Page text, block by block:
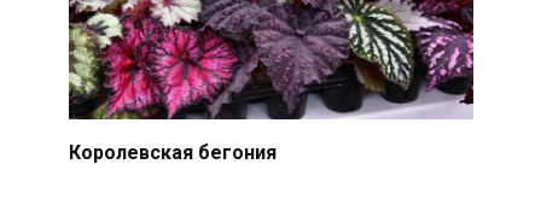
Королевская бегония